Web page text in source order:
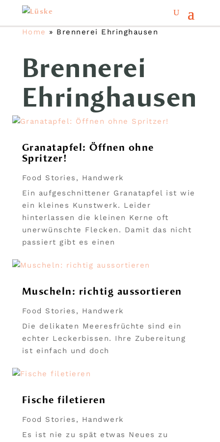
Home » Brennerei Ehringhausen
Brennerei
Ehringhausen
Granatapfel: Öffnen ohne
Spritzer!
Food Stories , Handwerk
Ein aufgeschnittener Granatapfel ist wie
ein kleines Kunstwerk. Leider
hinterlassen die kleinen Kerne oft
unerwünschte Flecken. Damit das nicht
passiert gibt es einen
Muscheln: richtig aussortieren
Food Stories , Handwerk
Die delikaten Meeresfrüchte sind ein
echter Leckerbissen. Ihre Zubereitung
ist einfach und doch
Fische filetieren
Food Stories , Handwerk
Es ist nie zu spät etwas Neues zu